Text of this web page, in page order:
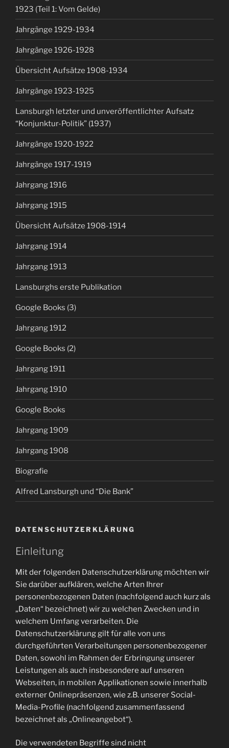
1923 (Teil 1: Vom Gelde)
Jahrgänge 1929-1934
Jahrgänge 1926-1928
Übersicht Aufsätze 1908-1934
Jahrgänge 1923-1925
Lansburgh letzter und unveröffentlichter Aufsatz
“Konjunktur-Politik” (1937)
Jahrgänge 1920-1922
Jahrgänge 1917-1919
Jahrgang 1916
Jahrgang 1915
Übersicht Aufsätze 1908-1914
Jahrgang 1914
Jahrgang 1913
Lansburghs erste Publikation
Google Books (3)
Jahrgang 1912
Google Books (2)
Jahrgang 1911
Jahrgang 1910
Google Books
Jahrgang 1909
Jahrgang 1908
Biografie
Alfred Lansburgh und “Die Bank”
DATENSCHUTZERKLÄRUNG
Einleitung
Mit der folgenden Datenschutzerklärung möchten wir
Sie darüber aufklären, welche Arten Ihrer
personenbezogenen Daten (nachfolgend auch kurz als
„Daten“ bezeichnet) wir zu welchen Zwecken und in
welchem Umfang verarbeiten. Die
Datenschutzerklärung gilt für alle von uns
durchgeführten Verarbeitungen personenbezogener
Daten, sowohl im Rahmen der Erbringung unserer
Leistungen als auch insbesondere auf unseren
Webseiten, in mobilen Applikationen sowie innerhalb
externer Onlinepräsenzen, wie z.B. unserer Social-
Media-Profile (nachfolgend zusammenfassend
bezeichnet als „Onlineangebot“).
Die verwendeten Begriffe sind nicht